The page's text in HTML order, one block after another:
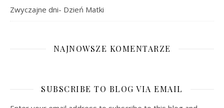
Zwyczajne dni- Dzień Matki
NAJNOWSZE KOMENTARZE
SUBSCRIBE TO BLOG VIA EMAIL